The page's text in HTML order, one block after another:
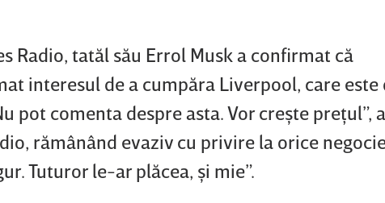
Radio, tatăl său Errol Musk a confirmat că
interesul de a cumpăra Liverpool, care
pot comenta despre asta. Vor creşte preţul”,
rămânând evaziv cu privire la orice
Tuturor le-ar plăcea, şi mie”.